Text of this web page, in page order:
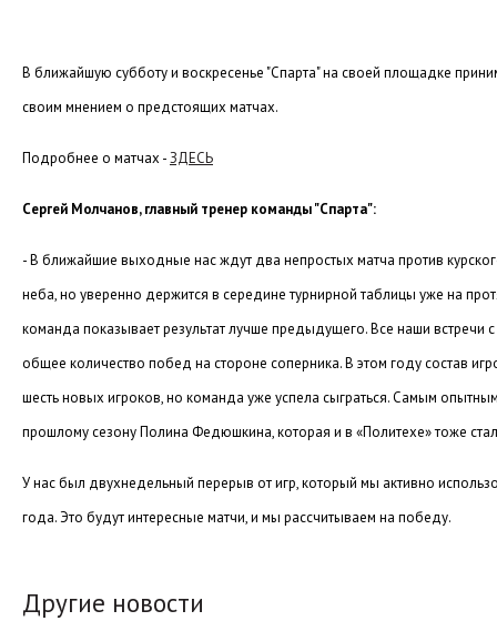
В ближайшую субботу и воскресенье "Спарта" на своей площадке
своим мнением о предстоящих матчах.
Подробнее о матчах -ЗДЕСЬ
Сергей Молчанов, главный тренер команды "Спарта":
- В ближайшие выходные нас ждут два непростых матча против
неба, но уверенно держится в середине турнирной таблицы уже на
команда показывает результат лучше предыдущего. Все наши
общее количество побед на стороне соперника. В этом году состав
шесть новых игроков, но команда уже успела сыграться. Самым
прошлому сезону Полина Федюшкина, которая и в «Политехе» тоже
У нас был двухнедельный перерыв от игр, который мы активно
года. Это будут интересные матчи, и мы рассчитываем на победу.
Другие новости